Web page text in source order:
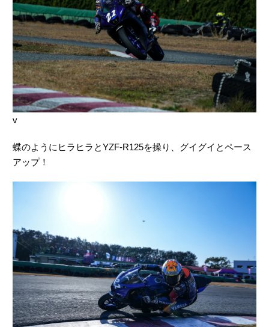
v
蝶のようにヒラヒラとYZF-R125を操り、グイグイとペース
アップ！